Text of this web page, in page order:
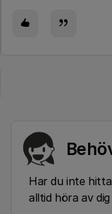
Har du inte
alltid höra av